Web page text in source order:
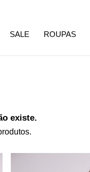
SALE ROUPAS
existe.